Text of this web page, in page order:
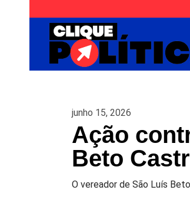
junho 15, 2026
Ação
Beto
O vereador de São Luís